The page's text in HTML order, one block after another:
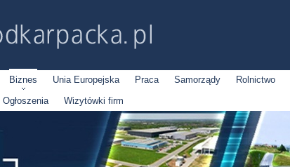
Biznes Unia Europejska Praca Samorządy Rolnictwo
Ogłoszenia Wizytówki firm